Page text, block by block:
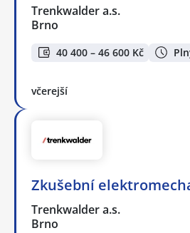
Trenkwalder a.s.
Brno
40 400 – 46 600 Kč
včerejší
Zkušební
Trenkwalder a.s.
Brno